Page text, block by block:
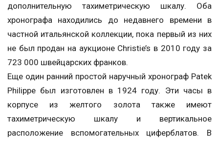
дополнительную тахиметрическую шкалу. Оба
хронографа находились до недавнего времени в
частной итальянской коллекции, пока первый из них
не был продан на аукционе Christie’s в 2010 году за
723 000 швейцарских франков.
Еще один ранний простой наручный хронограф Patek
Philippe был изготовлен в 1924 году. Эти часы в
корпусе из желтого золота также имеют
тахиметрическую шкалу и вертикальное
расположение вспомогательных циферблатов. В